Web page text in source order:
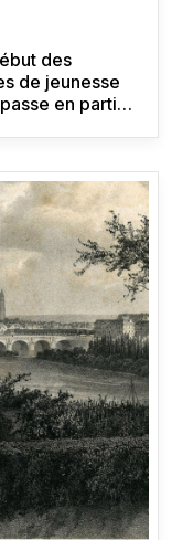
des
de jeunesse
en partie
Lambert,